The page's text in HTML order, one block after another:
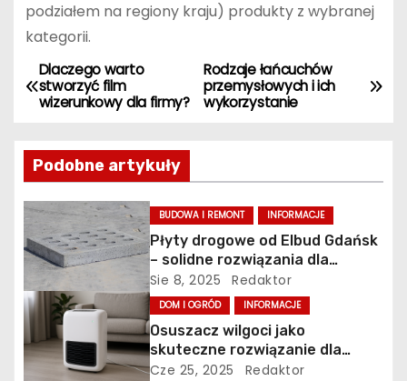
podziałem na regiony kraju) produkty z wybranej
kategorii.
N
w
i
g
a
c
j
Rodzaje łańcuchów
przemysłowych i ich
wykorzystanie
Dlaczego warto
stworzyć film
wizerunkowy dla firmy?
Podobne artykuły
BUDOWA I REMONT INFORMACJE
Płyty drogowe od Elbud Gdańsk
– solidne rozwiązania dla
budownictwa i inwestycji
Sie 8, 2025 Redaktor
DOM I OGRÓD INFORMACJE
Osuszacz wilgoci jako
skuteczne rozwiązanie dla
zdrowego i bezpiecznego
Cze 25, 2025 Redaktor